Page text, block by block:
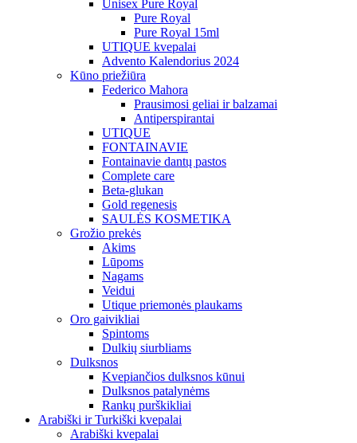
Unisex Pure Royal
Pure Royal
Pure Royal 15ml
UTIQUE kvepalai
Advento Kalendorius 2024
Kūno priežiūra
Federico Mahora
Prausimosi geliai ir balzamai
Antiperspirantai
UTIQUE
FONTAINAVIE
Fontainavie dantų pastos
Complete care
Beta-glukan
Gold regenesis
SAULĖS KOSMETIKA
Grožio prekės
Akims
Lūpoms
Nagams
Veidui
Utique priemonės plaukams
Oro gaivikliai
Spintoms
Dulkių siurbliams
Dulksnos
Kvepiančios dulksnos kūnui
Dulksnos patalynėms
Rankų purškikliai
Arabiški ir Turkiški kvepalai
Arabiški kvepalai